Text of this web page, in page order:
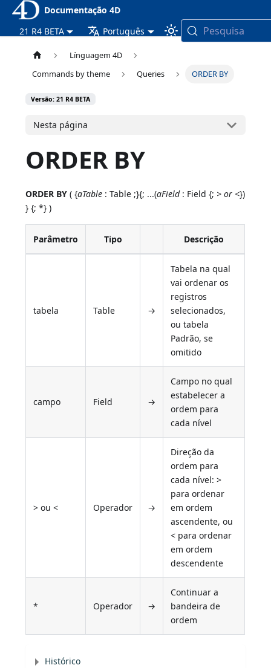
Documentação 4D
21 R4 BETA
Português Pesquisa
Línguagem 4D
Commands by theme
Queries ORDER BY
Versão: 21 R4 BETA
Nesta página
ORDER BY
ORDER BY ( {aTable : Table ;}{; ...(aField: Field {; > or <})
} {; *} )
Parâmetro Tipo Descrição
tabela Table →
Tabela na qual
vai ordenar os
registros
selecionados,
ou tabela
Padrão, se
omitido
campo Field →
Campo no qual
estabelecer a
ordem para
cada nível
> ou < Operador →
Direção da
ordem para
cada nível: >
para ordenar
em ordem
ascendente, ou
< para ordenar
em ordem
descendente
* Operador →
Continuar a
bandeira de
ordem
Histórico